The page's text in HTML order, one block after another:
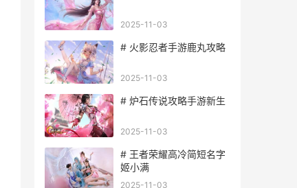
2025-11-03
# 火影忍者手游鹿丸攻略
2025-11-03
# 炉石传说攻略手游新生
2025-11-03
# 王者荣耀高冷简短名字
姬小满
2025-11-03